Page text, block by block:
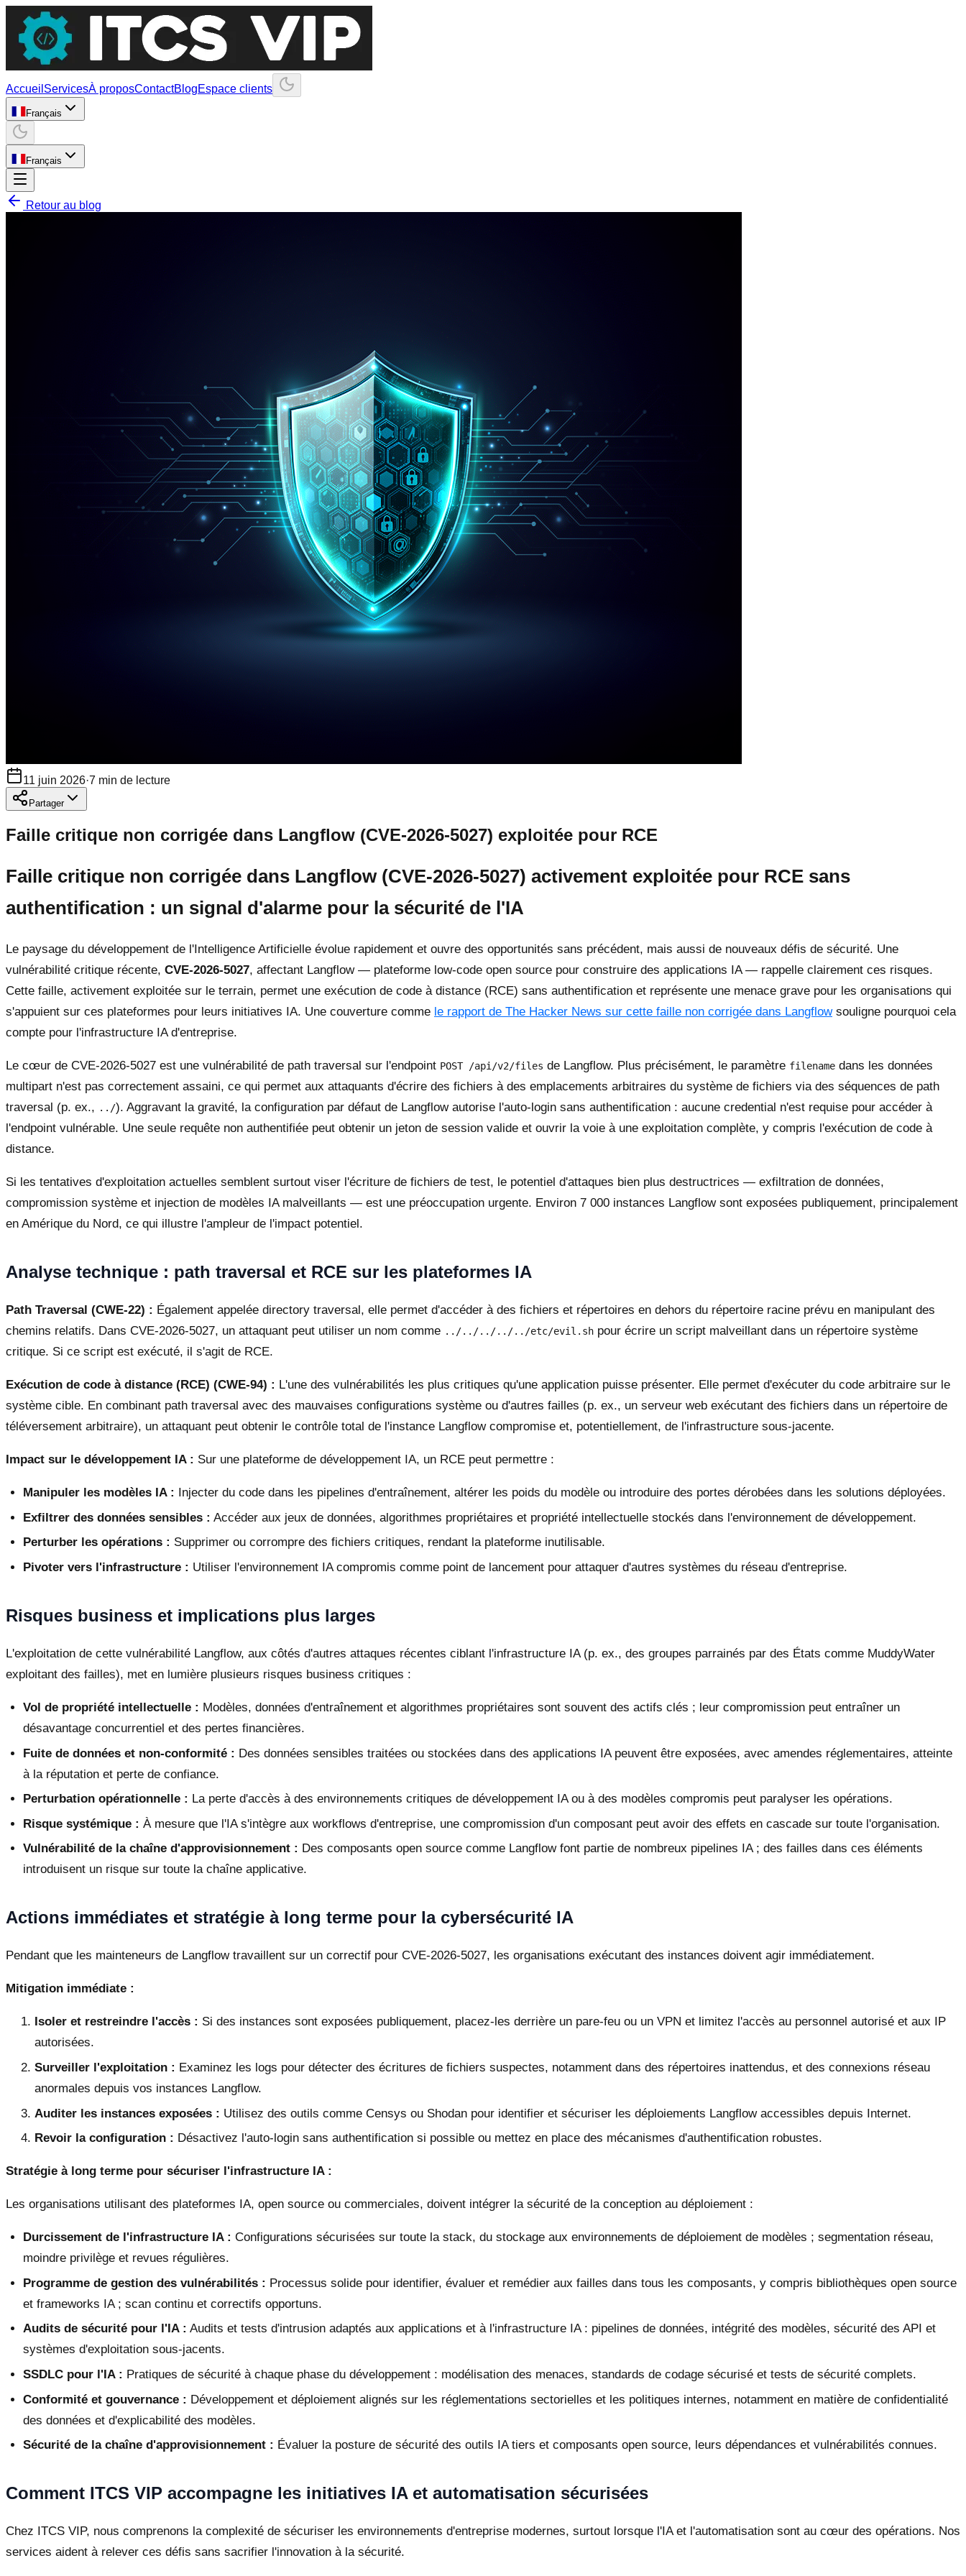
Accueil ServicesÀ proposContactBlogEspace clients
Français
Français
Retour au blog
11 juin 2026·7 min de lecture
Partager
Faille critique non corrigée dans Langflow (CVE-2026-5027) exploitée pour RCE
Faille critique non corrigée dans Langflow (CVE-2026-5027) activement exploitée pour RCE sans
authentification : un signal d'alarme pour la sécurité de l'IA
Le paysage du développement de l'Intelligence Artificielle évolue rapidement et ouvre des opportunités sans précédent, mais aussi de nouveaux défis de sécurité. Une
vulnérabilité critique récente, CVE-2026-5027, affectant Langflow — plateforme low-code open source pour construire des applications IA — rappelle clairement ces risques.
Cette faille, activement exploitée sur le terrain, permet une exécution de code à distance (RCE) sans authentification et représente une menace grave pour les organisations qui
s'appuient sur ces plateformes pour leurs initiatives IA. Une couverture comme le rapport de The Hacker News sur cette faille non corrigée dans Langflowsouligne pourquoi cela
compte pour l'infrastructure IA d'entreprise.
Le cœur de CVE-2026-5027 est une vulnérabilité de path traversal sur l'endpoint POST /api/v2/files de Langflow. Plus précisément, le paramètre filename dans les données
multipart n'est pas correctement assaini, ce qui permet aux attaquants d'écrire des fichiers à des emplacements arbitraires du système de fichiers via des séquences de path
traversal (p. ex., ../). Aggravant la gravité, la configuration par défaut de Langflow autorise l'auto-login sans authentification : aucune credential n'est requise pour accéder à
l'endpoint vulnérable. Une seule requête non authentifiée peut obtenir un jeton de session valide et ouvrir la voie à une exploitation complète, y compris l'exécution de code à
distance.
Si les tentatives d'exploitation actuelles semblent surtout viser l'écriture de fichiers de test, le potentiel d'attaques bien plus destructrices — exfiltration de données,
compromission système et injection de modèles IA malveillants — est une préoccupation urgente. Environ 7 000 instances Langflow sont exposées publiquement, principalement
en Amérique du Nord, ce qui illustre l'ampleur de l'impact potentiel.
Analyse technique : path traversal et RCE sur les plateformes IA
Path Traversal (CWE-22) : Également appelée directory traversal, elle permet d'accéder à des fichiers et répertoires en dehors du répertoire racine prévu en manipulant des
chemins relatifs. Dans CVE-2026-5027, un attaquant peut utiliser un nom comme ../../../../../etc/evil.sh pour écrire un script malveillant dans un répertoire système
critique. Si ce script est exécuté, il s'agit de RCE.
Exécution de code à distance (RCE) (CWE-94) : L'une des vulnérabilités les plus critiques qu'une application puisse présenter. Elle permet d'exécuter du code arbitraire sur le
système cible. En combinant path traversal avec des mauvaises configurations système ou d'autres failles (p. ex., un serveur web exécutant des fichiers dans un répertoire de
téléversement arbitraire), un attaquant peut obtenir le contrôle total de l'instance Langflow compromise et, potentiellement, de l'infrastructure sous-jacente.
Impact sur le développement IA : Sur une plateforme de développement IA, un RCE peut permettre :
Manipuler les modèles IA :
Injecter du code dans les pipelines d'entraînement, altérer les poids du modèle ou introduire des portes dérobées dans les solutions déployées.
Exfiltrer des données sensibles : Accéder aux jeux de données, algorithmes propriétaires et propriété intellectuelle stockés dans l'environnement de développement.
Perturber les opérations : Supprimer ou corrompre des fichiers critiques, rendant la plateforme inutilisable.
Pivoter vers l'infrastructure : Utiliser l'environnement IA compromis comme point de lancement pour attaquer d'autres systèmes du réseau d'entreprise.
Risques business et implications plus larges
L'exploitation de cette vulnérabilité Langflow, aux côtés d'autres attaques récentes ciblant l'infrastructure IA (p. ex., des groupes parrainés par des États comme MuddyWater
exploitant des failles), met en lumière plusieurs risques business critiques :
Vol de propriété intellectuelle : Modèles, données d'entraînement et algorithmes propriétaires sont souvent des actifs clés ; leur compromission peut entraîner un
désavantage concurrentiel et des pertes financières.
Fuite de données et non-conformité : Des données sensibles traitées ou stockées dans des applications IA peuvent être exposées, avec amendes réglementaires, atteinte
à la réputation et perte de confiance.
Perturbation opérationnelle : La perte d'accès à des environnements critiques de développement IA ou à des modèles compromis peut paralyser les opérations.
Risque systémique : À mesure que l'IA s'intègre aux workflows d'entreprise, une compromission d'un composant peut avoir des effets en cascade sur toute l'organisation.
Vulnérabilité de la chaîne d'approvisionnement : Des composants open source comme Langflow font partie de nombreux pipelines IA ; des failles dans ces éléments
introduisent un risque sur toute la chaîne applicative.
Actions immédiates et stratégie à long terme pour la cybersécurité IA
Pendant que les mainteneurs de Langflow travaillent sur un correctif pour CVE-2026-5027, les organisations exécutant des instances doivent agir immédiatement.
Mitigation immédiate :
Isoler et restreindre l'accès : Si des instances sont exposées publiquement, placez-les derrière un pare-feu ou un VPN et limitez l'accès au personnel autorisé et aux IP
autorisées.
Surveiller l'exploitation : Examinez les logs pour détecter des écritures de fichiers suspectes, notamment dans des répertoires inattendus, et des connexions réseau
anormales depuis vos instances Langflow.
Auditer les instances exposées : Utilisez des outils comme Censys ou Shodan pour identifier et sécuriser les déploiements Langflow accessibles depuis Internet.
Revoir la configuration : Désactivez l'auto-login sans authentification si possible ou mettez en place des mécanismes d'authentification robustes.
Stratégie à long terme pour sécuriser l'infrastructure IA :
Les organisations utilisant des plateformes IA, open source ou commerciales, doivent intégrer la sécurité de la conception au déploiement :
Durcissement de l'infrastructure IA : Configurations sécurisées sur toute la stack, du stockage aux environnements de déploiement de modèles ; segmentation réseau,
moindre privilège et revues régulières.
Programme de gestion des vulnérabilités : Processus solide pour identifier, évaluer et remédier aux failles dans tous les composants, y compris bibliothèques open source
et frameworks IA ; scan continu et correctifs opportuns.
Audits de sécurité pour l'IA : Audits et tests d'intrusion adaptés aux applications et à l'infrastructure IA : pipelines de données, intégrité des modèles, sécurité des API et
systèmes d'exploitation sous-jacents.
SSDLC pour l'IA : Pratiques de sécurité à chaque phase du développement : modélisation des menaces, standards de codage sécurisé et tests de sécurité complets.
Conformité et gouvernance : Développement et déploiement alignés sur les réglementations sectorielles et les politiques internes, notamment en matière de confidentialité
des données et d'explicabilité des modèles.
Sécurité de la chaîne d'approvisionnement : Évaluer la posture de sécurité des outils IA tiers et composants open source, leurs dépendances et vulnérabilités connues.
Comment ITCS VIP accompagne les initiatives IA et automatisation sécurisées
Chez ITCS VIP, nous comprenons la complexité de sécuriser les environnements d'entreprise modernes, surtout lorsque l'IA et l'automatisation sont au cœur des opérations. Nos
services aident à relever ces défis sans sacrifier l'innovation à la sécurité.